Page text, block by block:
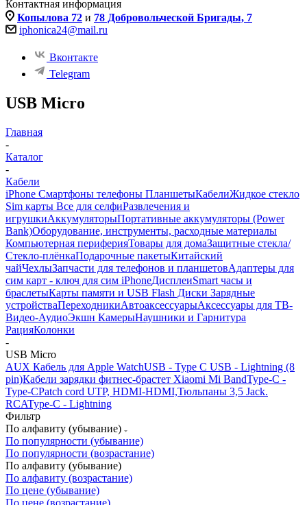
Контактная информация
Копылова 72 и 78 Добровольческой Бригады, 7
iphonica24@mail.ru
Вконтакте
Telegram
USB Micro
Главная
-
Каталог
-
Кабели
iPhone Смартфоны телефоны ПланшетыКабелиЖидкое стекло
Sim карты Все для селфиРазвлечения и
игрушкиАккумуляторыПортативные аккумуляторы (Power
Bank)Оборудование, инструменты, расходные материалы
Компьютерная периферияТовары для домаЗащитные стекла/
Стекло-плёнкаПодарочные пакетыКитайский
чайЧехлыЗапчасти для телефонов и планшетовАдаптеры для
сим карт - ключ для сим iPhoneДисплеиSmart часы и
браслетыКарты памяти и USB Flash Диски Зарядные
устройстваПереходникиАвтоаксессуарыАксессуары для ТВ-
Видео-АудиоЭкшн КамерыНаушники и Гарнитура
РацияКолонки
-
USB Micro
AUX Кабель для Apple WatchUSB - Type C USB - Lightning (8
pin)Кабели зарядки фитнес-брастет Xiaomi Mi BandType-C -
Type-CPatch cord UTP, HDMI-HDMI,Тюльпаны 3,5 Jack.
RCAType-C - Lightning
Фильтр
По алфавиту (убывание)
По популярности (убывание)
По популярности (возрастание)
По алфавиту (убывание)
По алфавиту (возрастание)
По цене (убывание)
По цене (возрастание)